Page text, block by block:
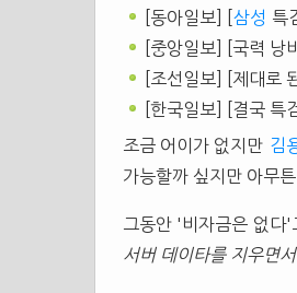
[동아일보] [ 삼성 특
[중앙일보] [국력 낭
[조선일보] [제대로
[한국일보] [결국 특
조금 어이가 없지만 김
가능할까 싶지만 아무튼
그동안 '비자금은 없다'
서버 데이타를 지우면